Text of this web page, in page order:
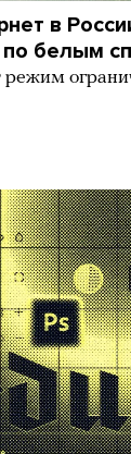
в
белым
режим